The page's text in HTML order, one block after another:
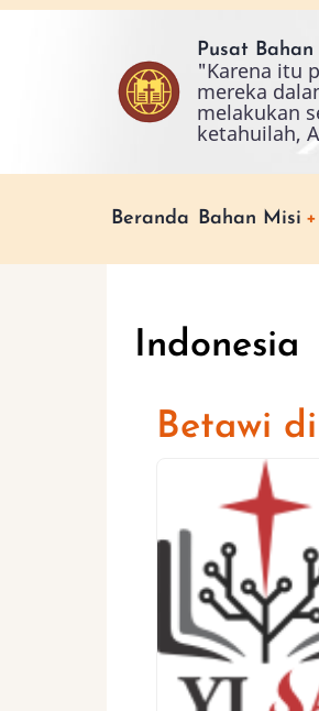
Skip
Pusat
"Karena itu
mereka
melakukan
ketahuilah,
Main
Beranda Bahan Misi
Indonesia
Betawi